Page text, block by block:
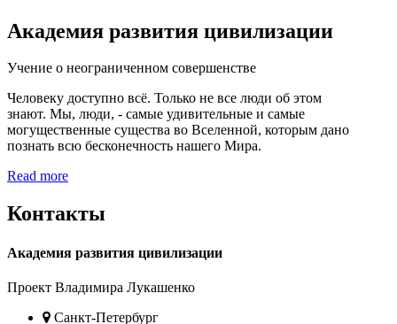
Академия развития цивилизации
Учение о неограниченном совершенстве
Человеку доступно всё. Только не все люди об этом
знают. Мы, люди, - самые удивительные и самые
могущественные существа во Вселенной, которым дано
познать всю бесконечность нашего Мира.
Read more
Контакты
Академия развития цивилизации
Проект Владимира Лукашенко
Location
Санкт-Петербург